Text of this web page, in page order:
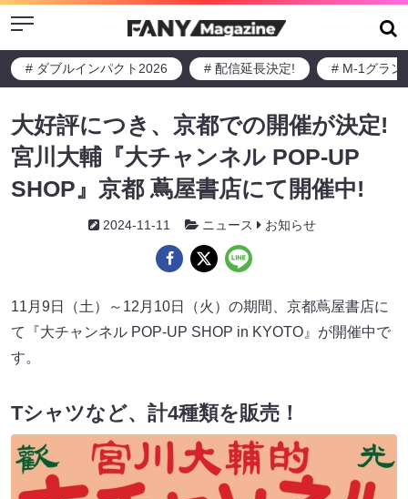
Menu
# ダブルインパクト2026 # 配信延長決定! # M-1グラン
大好評につき、京都での開催が決定!
宮川大輔『大チャンネル POP-UP
SHOP』京都 蔦屋書店にて開催中!
2024-11-11 ニュース お知らせ
11月9日（土）～12月10日（火）の期間、京都蔦屋書店に
て『大チャンネル POP-UP SHOP in KYOTO』が開催中で
す。
Tシャツなど、計4種類を販売！